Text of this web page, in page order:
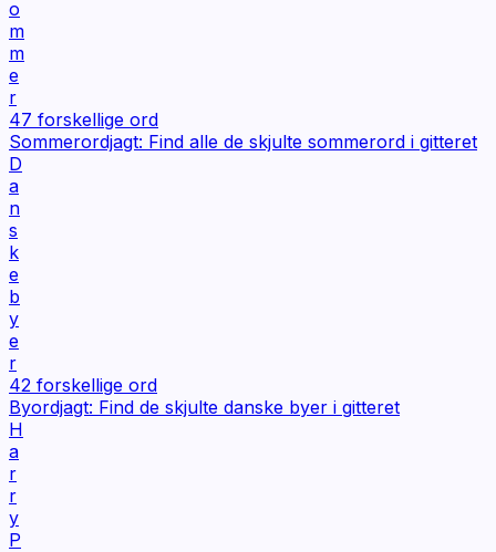
o
m
m
e
r
47 forskellige ord
Sommerordjagt: Find alle de skjulte sommerord i gitteret
D
a
n
s
k
e
b
y
e
r
42 forskellige ord
Byordjagt: Find de skjulte danske byer i gitteret
H
a
r
r
y
P